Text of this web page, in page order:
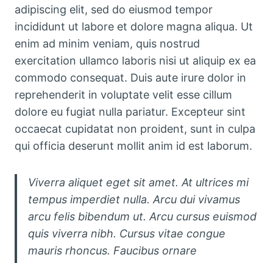
adipiscing elit, sed do eiusmod tempor
incididunt ut labore et dolore magna aliqua. Ut
enim ad minim veniam, quis nostrud
exercitation ullamco laboris nisi ut aliquip ex ea
commodo consequat. Duis aute irure dolor in
reprehenderit in voluptate velit esse cillum
dolore eu fugiat nulla pariatur. Excepteur sint
occaecat cupidatat non proident, sunt in culpa
qui officia deserunt mollit anim id est laborum.
Viverra aliquet eget sit amet. At ultrices mi
tempus imperdiet nulla. Arcu dui vivamus
arcu felis bibendum ut. Arcu cursus euismod
quis viverra nibh. Cursus vitae congue
mauris rhoncus. Faucibus ornare